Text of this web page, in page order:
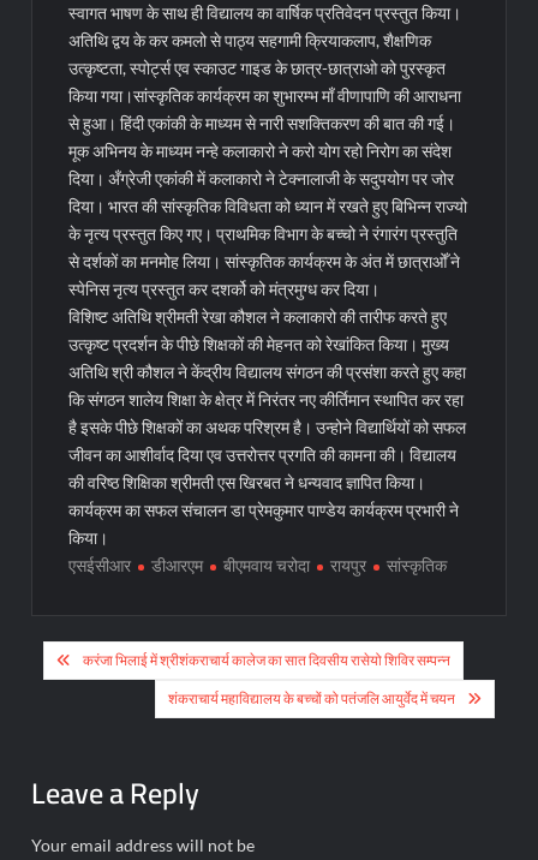
स्वागत भाषण के साथ ही विद्यालय का वार्षिक प्रतिवेदन प्रस्तुत किया।
अतिथि द्वय के कर कमलो से पाठ्य सहगामी क्रियाकलाप, शैक्षणिक
उत्कृष्टता, स्पोर्ट्स एव स्काउट गाइड के छात्र-छात्राओ को पुरस्कृत
किया गया।सांस्कृतिक कार्यक्रम का शुभारम्भ माँ वीणापाणि की आराधना
से हुआ। हिंदी एकांकी के माध्यम से नारी सशक्तिकरण की बात की गई।
मूक अभिनय के माध्यम नन्हे कलाकारो ने करो योग रहो निरोग का संदेश
दिया। अँग्रेजी एकांकी में कलाकारो ने टेक्नालाजी के सदुपयोग पर जोर
दिया। भारत की सांस्कृतिक विविधता को ध्यान में रखते हुए बिभिन्न राज्यो
के नृत्य प्रस्तुत किए गए। प्राथमिक विभाग के बच्चो ने रंगारंग प्रस्तुति
से दर्शकों का मनमोह लिया। सांस्कृतिक कार्यक्रम के अंत में छात्राओँ ने
स्पेनिस नृत्य प्रस्तुत कर दशर्को को मंत्रमुग्ध कर दिया।
विशिष्ट अतिथि श्रीमती रेखा कौशल ने कलाकारो की तारीफ करते हुए
उत्कृष्ट प्रदर्शन के पीछे शिक्षकों की मेहनत को रेखांकित किया। मुख्य
अतिथि श्री कौशल ने केंद्रीय विद्यालय संगठन की प्रसंशा करते हुए कहा
कि संगठन शालेय शिक्षा के क्षेत्र में निरंतर नए कीर्तिमान स्थापित कर रहा
है इसके पीछे शिक्षकों का अथक परिश्रम है। उन्होने विद्यार्थियों को सफल
जीवन का आशीर्वाद दिया एव उत्तरोत्तर प्रगति की कामना की। विद्यालय
की वरिष्ठ शिक्षिका श्रीमती एस खिरबत ने धन्यवाद ज्ञापित किया।
कार्यक्रम का सफल संचालन डा प्रेमकुमार पाण्डेय कार्यक्रम प्रभारी ने
किया।
एसईसीआर
डीआरएम बीएमवाय चरोदा रायपुर सांस्कृतिक
Post
navigation
करंजा भिलाई में श्रीशंकराचार्य कालेज का सात दिवसीय रासेयो शिविर सम्पन्न
शंकराचार्य महाविद्यालय के बच्चों को पतंजलि आयुर्वेद में चयन
Leave a Reply
Your email address will not be